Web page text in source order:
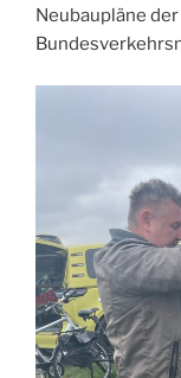
Neubaupläne